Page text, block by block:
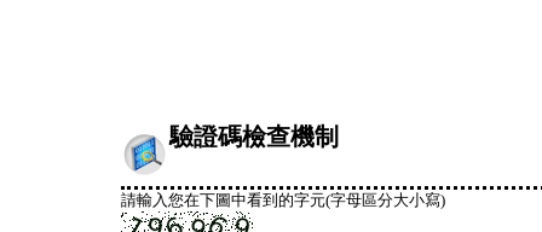
驗證碼檢查機制
請輸入您在下圖中看到的字元(字母區分大小寫)